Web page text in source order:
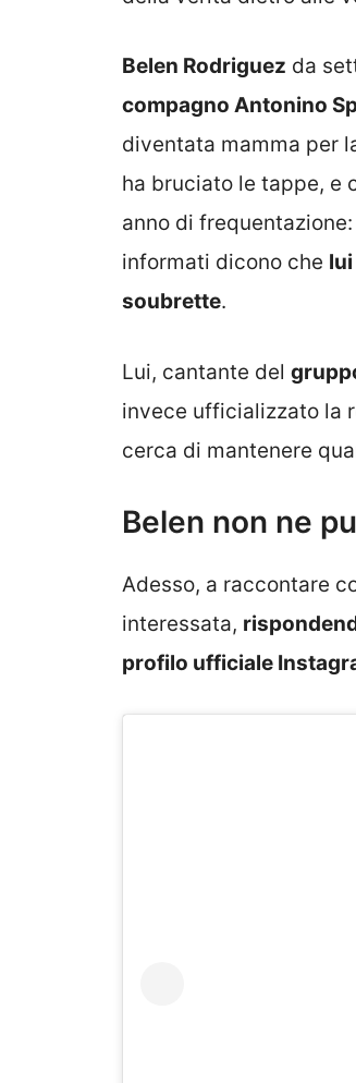
Belen Rodriguez da
compagno Antonino
diventata mamma per
ha bruciato le tappe, e
anno di
informati dicono che
soubrette.
Lui, cantante del
invece ufficializzato la
cerca di mantenere
Belen non ne
Adesso, a raccontare
interessata,
profilo ufficiale